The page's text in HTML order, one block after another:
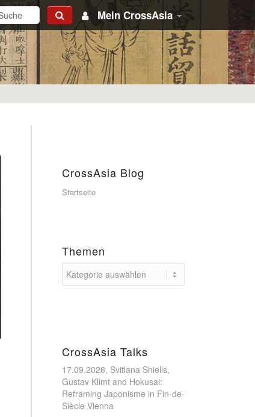
Mein CrossAsia
CrossAsia Blog
Startseite
Themen
CrossAsia Talks
17.09.2026, Svitlana Shiells,
Gustav Klimt and Hokusai:
Reframing Japonisme in Fin-de-
Siècle Vienna